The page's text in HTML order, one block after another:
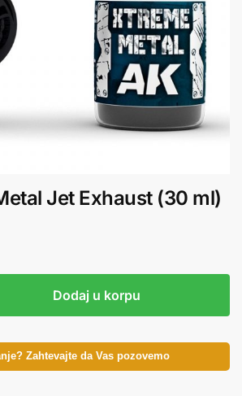
Jet Exhaust (30 ml)
Dodaj u korpu
Zahtevajte da Vas pozovemo